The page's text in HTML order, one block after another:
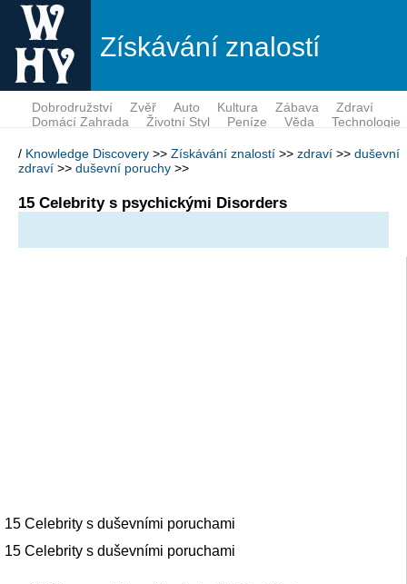
Získávání znalostí
Dobrodružství Zvěř Auto Kultura Zábava
Zdraví
Domácí Zahrada
Životní Styl Peníze Věda Technologie
/ Knowledge Discovery >> Získávání znalostí >> zdraví >> duševní
zdraví >> duševní poruchy >>
15 Celebrity s psychickými Disorders
15 Celebrity s duševními poruchami
15 Celebrity s duševními poruchami